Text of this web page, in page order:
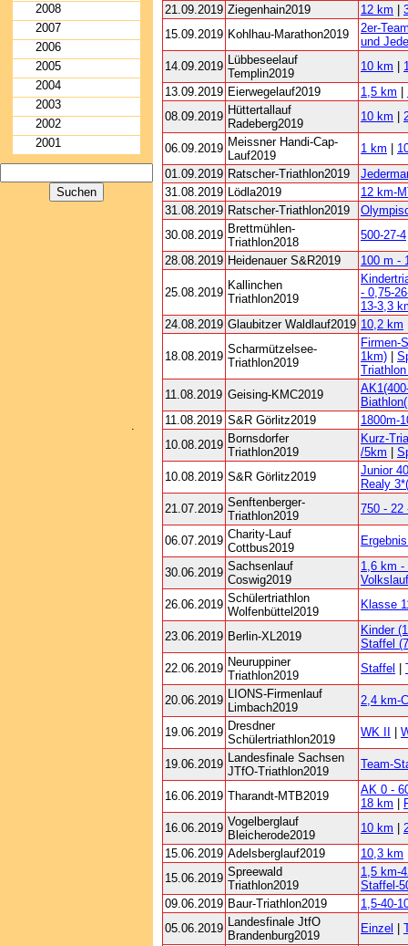
2008
2007
2006
2005
2004
2003
2002
2001
.
21.09.2019 Ziegenhain2019 12 km
15.09.2019 Kohlhau-Marathon2019
2er-
und
14.09.2019 Lübbeseelauf
Templin2019
10 km
13.09.2019 Eierwegelauf2019 1,5 km
08.09.2019 Hüttertallauf
Radeberg2019
10 km
06.09.2019 Meissner Handi-Cap-
Lauf2019
1 km
01.09.2019 Ratscher-Triathlon2019
31.08.2019 Lödla2019
12 km-
31.08.2019 Ratscher-Triathlon2019
30.08.2019 Brettmühlen-
Triathlon2018
500-27-4
28.08.2019 Heidenauer S&R2019 100 m -
25.08.2019
Kallinchen
Triathlon2019
- 0,75-
13-3,3
24.08.2019 Glaubitzer Waldlauf2019 10,2 km
18.08.2019
Scharmützelsee-
Triathlon2019
Firmen-
1km)
11.08.2019 Geising-KMC2019
11.08.2019 S&R Görlitz2019
1800m-
10.08.2019 Bornsdorfer
Triathlon2019
Kurz-
/5km
10.08.2019 S&R Görlitz2019
Junior
Realy
21.07.2019 Senftenberger-
Triathlon2019
750 - 22
06.07.2019 Charity-Lauf
Cottbus2019
30.06.2019 Sachsenlauf
Coswig2019
1,6 km -
Volkslauf
26.06.2019 Schülertriathlon
Wolfenbüttel2019
Klasse
23.06.2019 Berlin-XL2019
Kinder
Staffel
22.06.2019 Neuruppiner
Triathlon2019
Staffel
20.06.2019 LIONS-Firmenlauf
Limbach2019
2,4 km-
19.06.2019 Dresdner
Schülertriathlon2019
WK II
19.06.2019 Landesfinale Sachsen
JTfO-Triathlon2019
Team-
16.06.2019 Tharandt-MTB2019
AK 0 -
18 km
16.06.2019 Vogelberglauf
Bleicherode2019
10 km
15.06.2019 Adelsberglauf2019 10,3 km
15.06.2019 Spreewald
Triathlon2019
1,5 km-
Staffel-
09.06.2019 Baur-Triathlon2019
1,5-40-
05.06.2019 Landesfinale JtfO
Brandenburg2019
Einzel